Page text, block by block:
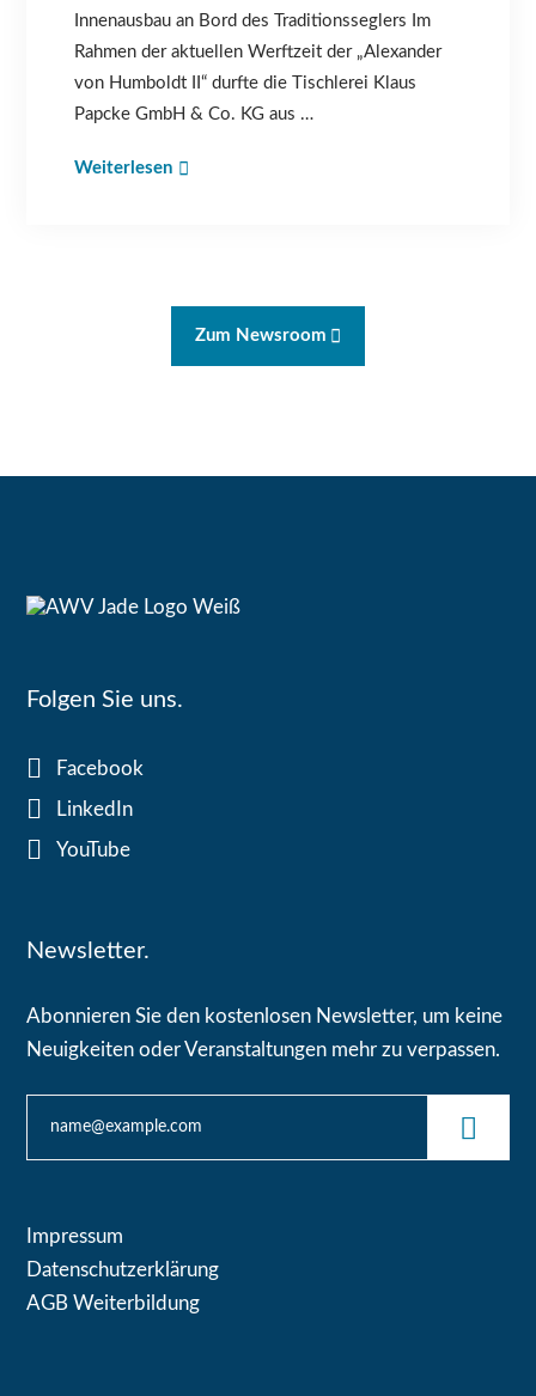
Innenausbau an Bord des Traditionsseglers Im
Rahmen der aktuellen Werftzeit der „Alexander
von Humboldt II“ durfte die Tischlerei Klaus
Papcke GmbH & Co. KG aus …
Weiterlesen
Zum Newsroom
Folgen Sie uns.
Facebook
LinkedIn
YouTube
Newsletter.
Abonnieren Sie den kostenlosen Newsletter, um keine
Neuigkeiten oder Veranstaltungen mehr zu verpassen.
Impressum
Datenschutzerklärung
AGB Weiterbildung